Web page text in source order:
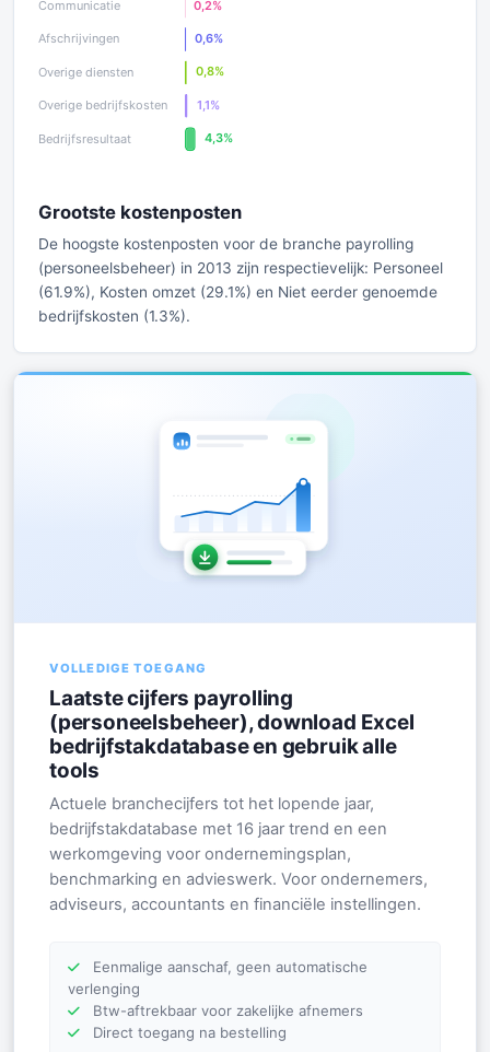
Grootste kostenposten
De hoogste kostenposten voor de branche payrolling
(personeelsbeheer) in 2013 zijn respectievelijk: Personeel
(61.9%), Kosten omzet (29.1%) en Niet eerder genoemde
bedrijfskosten (1.3%).
VOLLEDIGE TOEGANG
Laatste cijfers payrolling
(personeelsbeheer), download Excel
bedrijfstakdatabase en gebruik alle
tools
Actuele branchecijfers tot het lopende jaar,
bedrijfstakdatabase met 16 jaar trend en een
werkomgeving voor ondernemingsplan,
benchmarking en advieswerk. Voor ondernemers,
adviseurs, accountants en financiële instellingen.
Eenmalige aanschaf, geen automatische
verlenging
Btw-aftrekbaar voor zakelijke afnemers
Direct toegang na bestelling